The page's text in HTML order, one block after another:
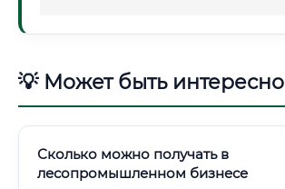
💡 Может быть интересно
Сколько можно получать в
лесопромышленном бизнесе